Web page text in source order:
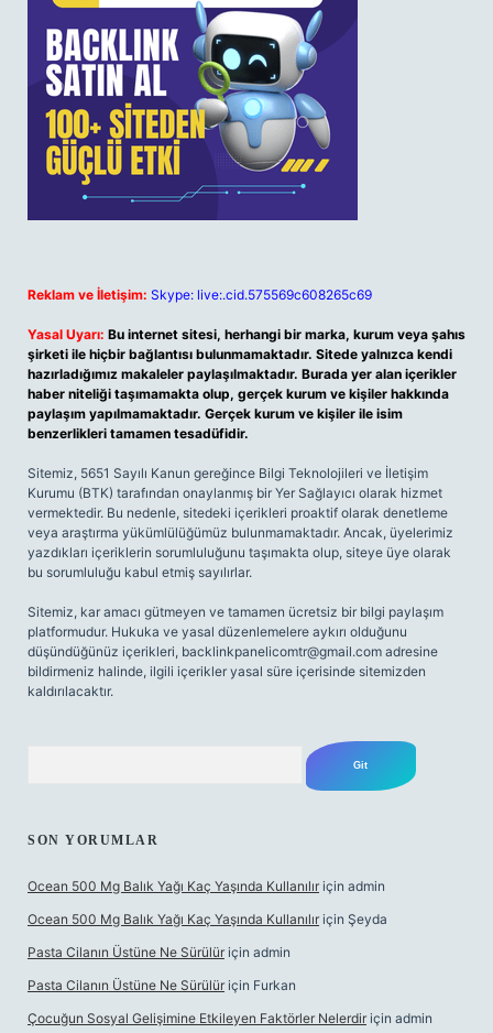
Reklam ve İletişim: Skype: live:.cid.575569c608265c69
Yasal Uyarı: Bu internet sitesi, herhangi bir marka, kurum veya şahıs
şirketi ile hiçbir bağlantısı bulunmamaktadır. Sitede yalnızca kendi
hazırladığımız makaleler paylaşılmaktadır. Burada yer alan içerikler
haber niteliği taşımamakta olup, gerçek kurum ve kişiler hakkında
paylaşım yapılmamaktadır. Gerçek kurum ve kişiler ile isim
benzerlikleri tamamen tesadüfidir.
Sitemiz, 5651 Sayılı Kanun gereğince Bilgi Teknolojileri ve İletişim
Kurumu (BTK) tarafından onaylanmış bir Yer Sağlayıcı olarak hizmet
vermektedir. Bu nedenle, sitedeki içerikleri proaktif olarak denetleme
veya araştırma yükümlülüğümüz bulunmamaktadır. Ancak, üyelerimiz
yazdıkları içeriklerin sorumluluğunu taşımakta olup, siteye üye olarak
bu sorumluluğu kabul etmiş sayılırlar.
Sitemiz, kar amacı gütmeyen ve tamamen ücretsiz bir bilgi paylaşım
platformudur. Hukuka ve yasal düzenlemelere aykırı olduğunu
düşündüğünüz içerikleri, backlinkpanelicomtr@gmail.com adresine
bildirmeniz halinde, ilgili içerikler yasal süre içerisinde sitemizden
kaldırılacaktır.
SON YORUMLAR
Ocean 500 Mg Balık Yağı Kaç Yaşında Kullanılır için admin
Ocean 500 Mg Balık Yağı Kaç Yaşında Kullanılır için Şeyda
Pasta Cilanın Üstüne Ne Sürülür için admin
Pasta Cilanın Üstüne Ne Sürülür için Furkan
Çocuğun Sosyal Gelişimine Etkileyen Faktörler Nelerdir için admin